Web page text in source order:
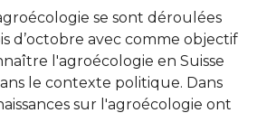
se sont déroulées
d’octobre avec comme objectif
l'agroécologie en Suisse
le contexte politique. Dans
sur l'agroécologie ont